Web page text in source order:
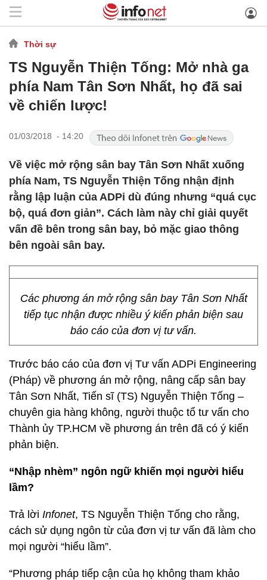
Thời sự
TS Nguyễn Thiện Tống: Mở nhà ga
phía Nam Tân Sơn Nhất, họ đã sai
về chiến lược!
01/03/2018 - 14:20
Về việc mở rộng sân bay Tân Sơn Nhất xuống
phía Nam, TS Nguyễn Thiện Tống nhận định
rằng lập luận của ADPi dù đúng nhưng “quá cục
bộ, quá đơn giản”. Cách làm này chỉ giải quyết
vấn đề bên trong sân bay, bỏ mặc giao thông
bên ngoài sân bay.
Các phương án mở rộng sân bay Tân Sơn Nhất
tiếp tục nhận được nhiều ý kiến phản biện sau
báo cáo của đơn vị tư vấn.
Trước báo cáo của đơn vị Tư vấn ADPi Engineering
(Pháp) về phương án mở rộng, nâng cấp sân bay
Tân Sơn Nhất, Tiến sĩ (TS) Nguyễn Thiện Tống –
chuyên gia hàng không, người thuộc tổ tư vấn cho
Thành ủy TP.HCM về phương án trên đã có ý kiến
phản biện.
“Nhập nhèm” ngôn ngữ khiến mọi người hiểu
lầm?
Trả lời Infonet, TS Nguyễn Thiện Tống cho rằng,
cách sử dụng ngôn từ của đơn vị tư vấn đã làm cho
mọi người “hiểu lầm”.
“Phương pháp tiếp cận của họ không tham khảo